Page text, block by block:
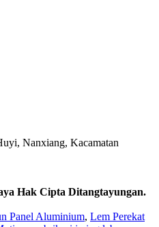
Nanxiang, Kacamatan
Hak Cipta Ditangtayungan.
Panel Aluminium, Lem Perekat